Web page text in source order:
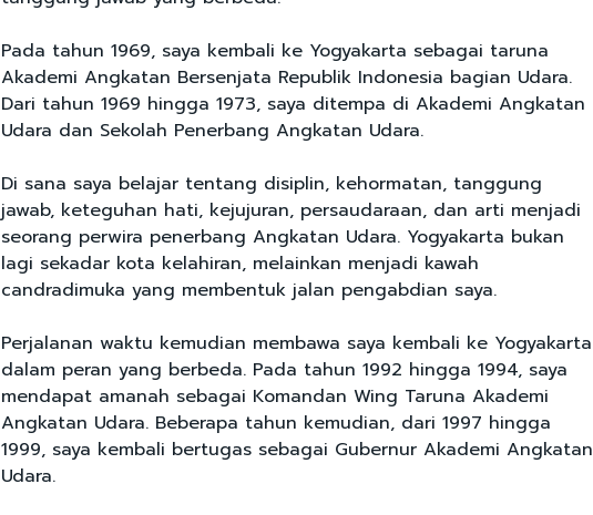
Pada tahun 1969, saya kembali ke Yogyakarta sebagai taruna
Akademi Angkatan Bersenjata Republik Indonesia bagian Udara.
Dari tahun 1969 hingga 1973, saya ditempa di Akademi Angkatan
Udara dan Sekolah Penerbang Angkatan Udara.
Di sana saya belajar tentang disiplin, kehormatan, tanggung
jawab, keteguhan hati, kejujuran, persaudaraan, dan arti menjadi
seorang perwira penerbang Angkatan Udara. Yogyakarta bukan
lagi sekadar kota kelahiran, melainkan menjadi kawah
candradimuka yang membentuk jalan pengabdian saya.
Perjalanan waktu kemudian membawa saya kembali ke Yogyakarta
dalam peran yang berbeda. Pada tahun 1992 hingga 1994, saya
mendapat amanah sebagai Komandan Wing Taruna Akademi
Angkatan Udara. Beberapa tahun kemudian, dari 1997 hingga
1999, saya kembali bertugas sebagai Gubernur Akademi Angkatan
Udara.